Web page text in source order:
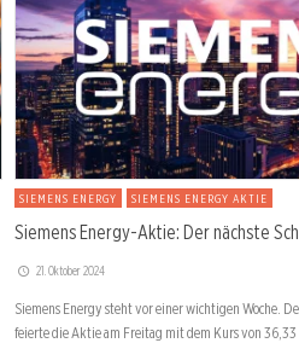
SIEMENS ENERGY SIEMENS ENERGY AKTIE
Siemens Energy-Aktie: Der nächste
21. Oktober 2024
Siemens Energy steht vor einer wichtigen Woche.
feierte die Aktie am Freitag mit dem Kurs von